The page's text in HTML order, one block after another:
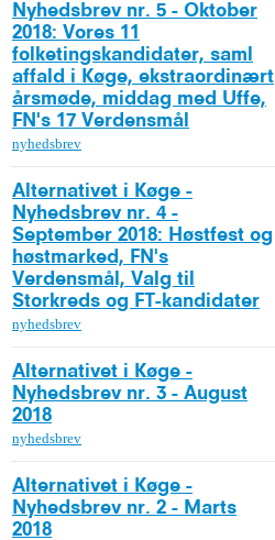
Nyhedsbrev nr. 5 - Oktober
2018: Vores 11
folketingskandidater, saml
affald i Køge, ekstraordinært
årsmøde, middag med Uffe,
FN's 17 Verdensmål
nyhedsbrev
Alternativet i Køge -
Nyhedsbrev nr. 4 -
September 2018: Høstfest og
høstmarked, FN's
Verdensmål, Valg til
Storkreds og FT-kandidater
nyhedsbrev
Alternativet i Køge -
Nyhedsbrev nr. 3 - August
2018
nyhedsbrev
Alternativet i Køge -
Nyhedsbrev nr. 2 - Marts
2018